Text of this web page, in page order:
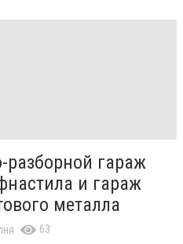
разборной гараж
и гараж
металла
63